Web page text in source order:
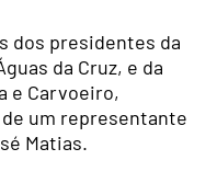
dos presidentes da
da Cruz, e da
e Carvoeiro,
um representante
Matias.